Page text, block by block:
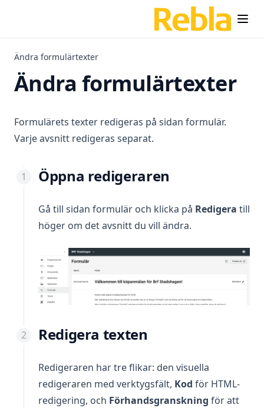
Mejlnotiser vid ny anmälan
SMS
Koppla till Verified
Digital signering av avtal
Koppla Google Analytics
Spåra källa
Kommentarer och förfallodatum
Exportera listor
Ändra formulärtexter
Ändra formulärtexter
Formulärets texter redigeras på sidan formulär.
Varje avsnitt redigeras separat.
Öppna redigeraren
Gå till sidan formulär och klicka på Redigera till
höger om det avsnitt du vill ändra.
Redigera texten
Redigeraren har tre flikar: den visuella
redigeraren med verktygsfält, Kod för HTML-
redigering, och Förhandsgranskning för att